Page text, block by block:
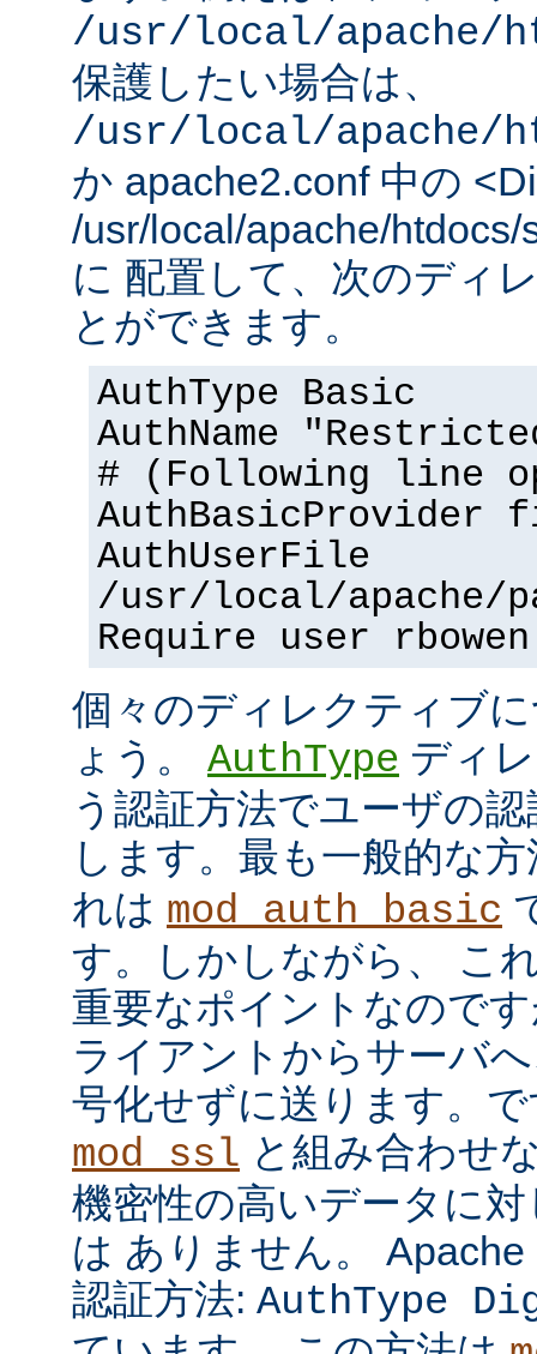
/usr/local/apache/
保護したい場合は、
/usr/local/apache/
か apache2.conf 中の
/usr/local/apache/
に 配置して、次のディ
とができます。
AuthType Basic
AuthName
# (Following line
AuthBasicProvider
AuthUserFile
/usr/local/apache/
Require user rbowen
個々のディレクティブ
ょう。 AuthType ディ
う認証方法でユーザの
します。最も一般的な
れは mod_auth_basic
す。しかしながら、 こ
重要なポイントなので
ライアントからサーバ
号化せずに送ります。
mod_ssl と組み合わせ
機密性の高いデータに
は ありません。
認証方法: AuthType